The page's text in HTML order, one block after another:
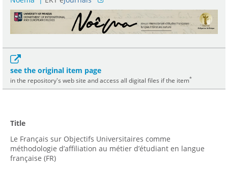
see the original item page
in the repository's web site and access all digital files if the item*
Title
Le Français sur Objectifs Universitaires comme
méthodologie d’affiliation au métier d’étudiant en langue
française (FR)